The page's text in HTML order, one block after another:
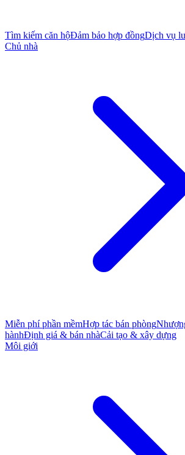
Tìm kiếm căn hộĐảm bảo hợp đồngDịch vụ
Chủ nhà
Miễn phí phần mềmHợp tác bán phòng
hànhĐịnh giá & bán nhàCải tạo & xây dựng
Môi giới